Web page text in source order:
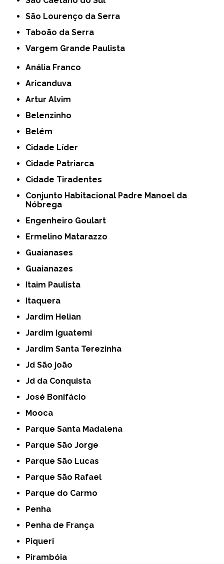
São Lourenço da Serra
Taboão da Serra
Vargem Grande Paulista
Anália Franco
Aricanduva
Artur Alvim
Belenzinho
Belém
Cidade Líder
Cidade Patriarca
Cidade Tiradentes
Conjunto Habitacional Padre Manoel da
Nóbrega
Engenheiro Goulart
Ermelino Matarazzo
Guaianases
Guaianazes
Itaim Paulista
Itaquera
Jardim Helian
Jardim Iguatemi
Jardim Santa Terezinha
Jd São joão
Jd da Conquista
José Bonifácio
Mooca
Parque Santa Madalena
Parque São Jorge
Parque São Lucas
Parque São Rafael
Parque do Carmo
Penha
Penha de França
Piqueri
Pirambóia